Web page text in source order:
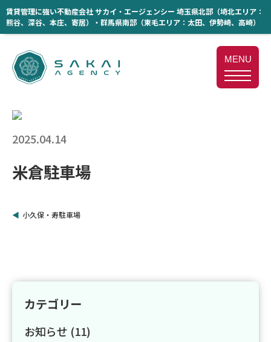
賃貸管理に強い不動産会社 サカイ・エージェンシー 埼玉県北部（埼北エリア：
熊谷、深谷、本庄、寄居）・群馬県南部（東毛エリア：太田、伊勢崎、高崎）
MENU
2025.04.14
米倉駐車場
小久保・寿駐車場
カテゴリー
お知らせ (11)